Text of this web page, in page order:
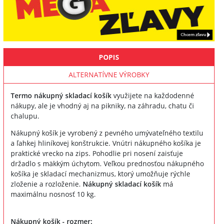
POPIS
ALTERNATÍVNE VÝROBKY
Termo nákupný skladací košík využijete na každodenné
nákupy, ale je vhodný aj na pikniky, na záhradu, chatu či
chalupu.
Nákupný košík je vyrobený z pevného umývateľného textilu
a ľahkej hliníkovej konštrukcie. Vnútri nákupného košíka je
praktické vrecko na zips. Pohodlie pri nosení zaisťuje
držadlo s mäkkým úchytom. Veľkou prednosťou nákupného
košíka je skladací mechanizmus, ktorý umožňuje rýchle
zloženie a rozloženie. Nákupný skladací košík má
maximálnu nosnosť 10 kg.
Nákupný košík - rozmer: